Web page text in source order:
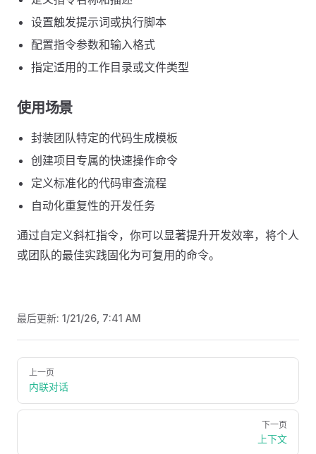
设置触发提示词或执行脚本
配置指令参数和输入格式
指定适用的工作目录或文件类型
使用场景
封装团队特定的代码生成模板
创建项目专属的快速操作命令
定义标准化的代码审查流程
自动化重复性的开发任务
通过自定义斜杠指令，你可以显著提升开发效率，将个人
或团队的最佳实践固化为可复用的命令。
最后更新: 1/21/26, 7:41 AM
Pager
上一页
内联对话
下一页
上下文